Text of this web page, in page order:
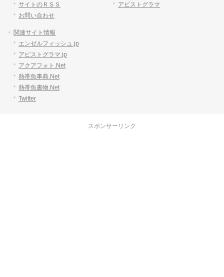
サイトのＲＳＳ
お問い合わせ
アピストグラマ
関連サイト情報
エンゼルフィッシュ.jp
アピストグラマ.jp
アクアフォト.Net
熱帯魚事典.Net
熱帯魚書物.Net
Twitter
スポンサーリンク